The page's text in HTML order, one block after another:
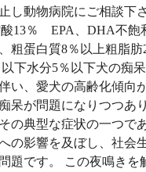
し動物病院にご相談下
13％ EPA、DHA不飽
蛋白質8％以上粗脂肪
下水分5％以下犬の痴
い、愛犬の高齢化傾向
呆が問題になりつつあ
の典型な症状の一つで
の影響を及ぼし、社会
題です。 この夜鳴きを